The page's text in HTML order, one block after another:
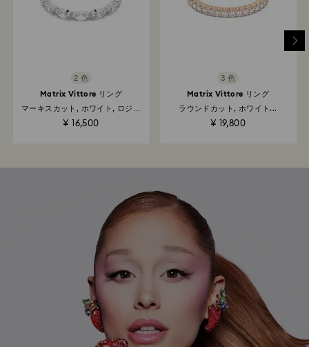
2 色
Matrix Vittore リング
マーキスカット, ホワイト, ロジウ
¥ 16,500
3 色
Matrix Vittore リング
ラウンドカット, ホワイト...
¥ 19,800